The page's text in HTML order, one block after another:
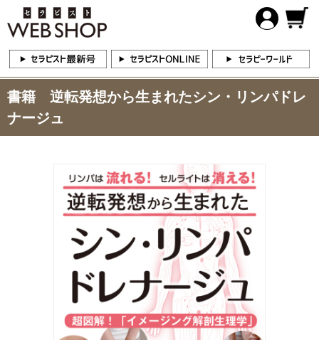
書籍 逆転発想から生まれたシン・リンパドレ
ナージュ